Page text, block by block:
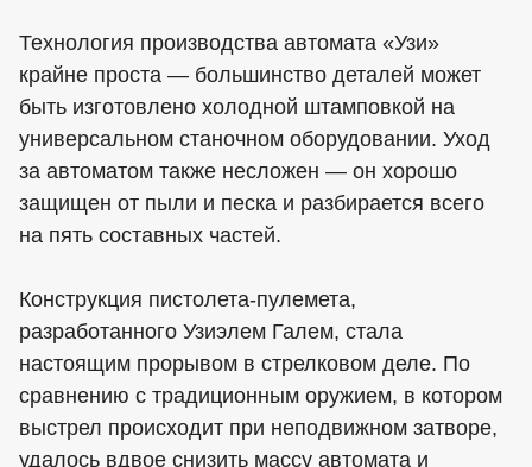
Технология производства автомата «Узи»
крайне проста — большинство деталей может
быть изготовлено холодной штамповкой на
универсальном станочном оборудовании. Уход
за автоматом также несложен — он хорошо
защищен от пыли и песка и разбирается всего
на пять составных частей.
Конструкция пистолета-пулемета,
разработанного Узиэлем Галем, стала
настоящим прорывом в стрелковом деле. По
сравнению с традиционным оружием, в котором
выстрел происходит при неподвижном затворе,
удалось вдвое снизить массу автомата и